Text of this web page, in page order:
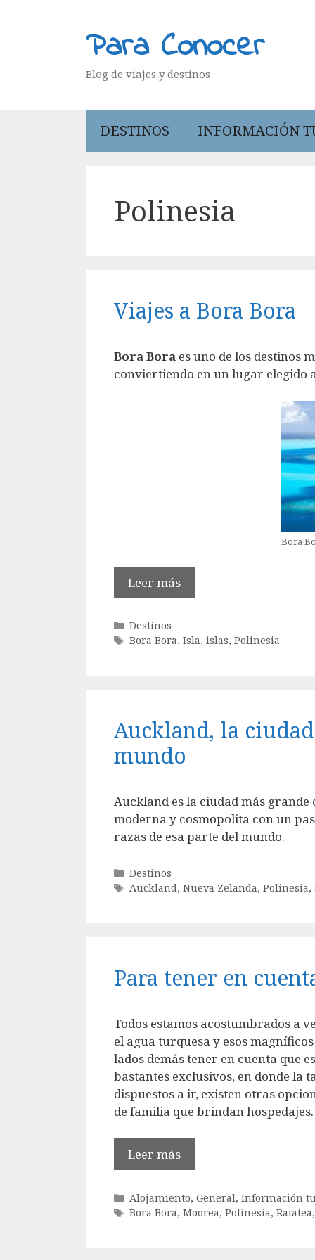
Para Conocer
Blog de viajes y destinos
DESTINOS INFORMACIÓN
Polinesia
Viajes a Bora Bora
Bora Bora es uno de los destinos
conviertiendo en un lugar elegido
Bora
Leer más
Categorías
Destinos
Etiquetas
Bora Bora, Isla, islas, Polinesia
Auckland, la
mundo
Auckland es la ciudad más
moderna y cosmopolita con un
razas de esa parte del mundo.
Categorías
Destinos
Etiquetas
Auckland, Nueva Zelanda, Polinesia,
Para tener en
Todos estamos acostumbrados a
el agua turquesa y esos
lados demás tener en cuenta que
bastantes exclusivos, en donde la
dispuestos a ir, existen otras
de familia que brindan hospedajes.
Leer más
Categorías
Alojamiento, General, Información
Etiquetas
Bora Bora, Moorea, Polinesia, Raiatea